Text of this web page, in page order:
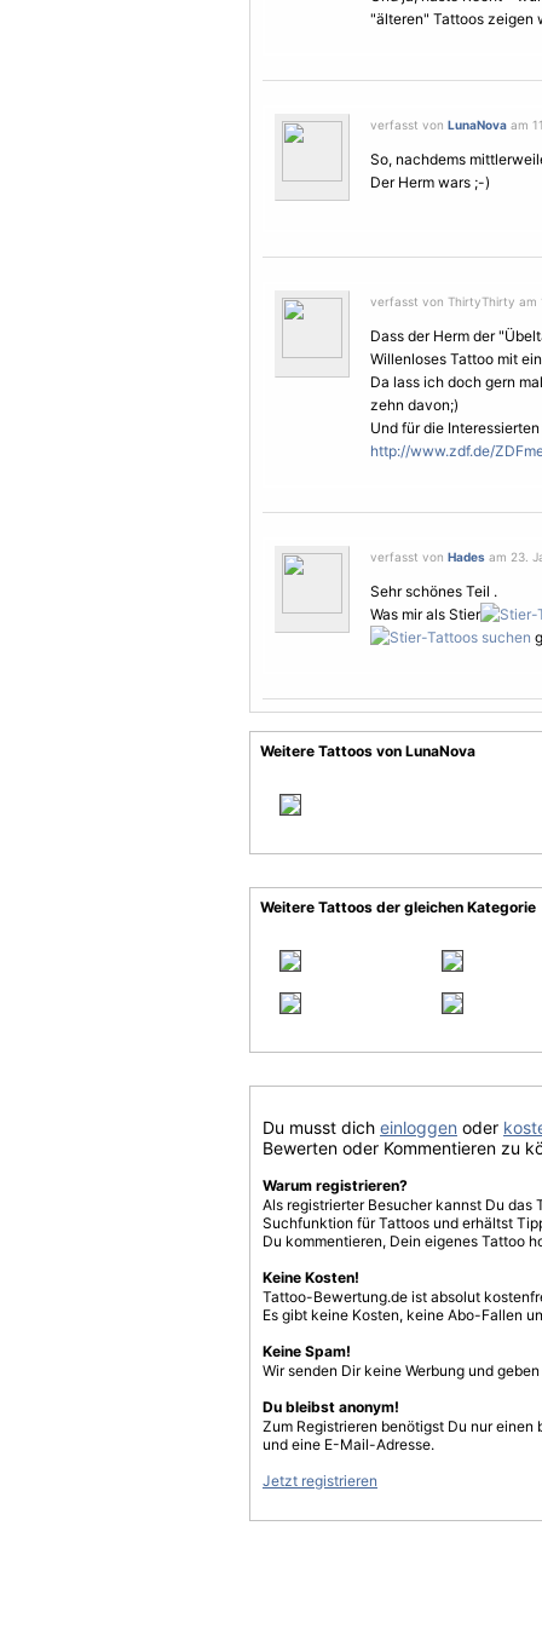
"älteren" Tattoos zeigen
verfasst von LunaNova am
So, nachdems
Der Herm wars ;-)
verfasst von ThirtyThirty am
Dass der Herm der
Willenloses Tattoo mit
Da lass ich doch gern
zehn davon;)
Und für die
http://www.zdf.de/
verfasst von Hades am 23.
Sehr schönes Teil .
Was mir als Stier
Weitere Tattoos von LunaNova
Weitere Tattoos der gleichen Kategorie
Du musst dich einloggen oder
Bewerten oder Kommentieren zu
Warum registrieren?
Als registrierter Besucher kannst Du
Suchfunktion für Tattoos und erhältst
Du kommentieren, Dein eigenes Tattoo
Keine Kosten!
Tattoo-Bewertung.de ist absolut
Es gibt keine Kosten, keine Abo-Fallen
Keine Spam!
Wir senden Dir keine Werbung und
Du bleibst anonym!
Zum Registrieren benötigst Du nur einen
und eine E-Mail-Adresse.
Jetzt registrieren